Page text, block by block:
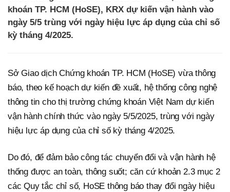
khoán TP. HCM (HoSE), KRX dự kiến vận hành vào
ngày 5/5 trùng với ngày hiệu lực áp dụng của chỉ số
kỳ tháng 4/2025.
Sở Giao dịch Chứng khoán TP. HCM (HoSE) vừa thông
báo, theo kế hoạch dự kiến đề xuất, hệ thống công nghệ
thông tin cho thị trường chứng khoán Việt Nam dự kiến
vận hành chính thức vào ngày 5/5/2025, trùng với ngày
hiệu lực áp dụng của chỉ số kỳ tháng 4/2025.
Do đó, để đảm bảo công tác chuyển đổi và vận hành hệ
thống được an toàn, thông suốt; căn cứ khoản 2.3 mục 2
các Quy tắc chỉ số, HoSE thông báo thay đổi ngày hiệu